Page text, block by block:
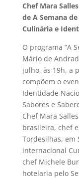
Chef Mara
de A Semana
Culinária e
O programa “A
Mário de
julho, às 19h, a
compõem o
Identidade
Sabores e
Chef Mara
brasileira, chef
Tordesilhas, em
internacional
chef Michele
hotelaria pelo